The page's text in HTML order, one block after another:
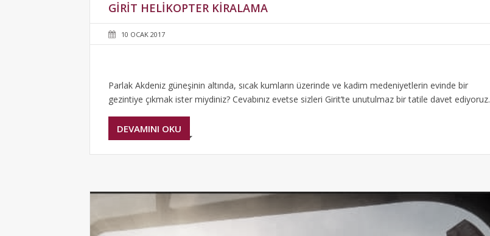
GIRIT HELIKOPTER KIRALAMA
10 OCAK 2017
Parlak Akdeniz güneşinin altında, sıcak kumların üzerinde ve kadim medeniyetlerin evinde bir
gezintiye çıkmak ister miydiniz? Cevabınız evetse sizleri Girit’te unutulmaz bir tatile davet ediyoruz.
DEVAMINI OKU